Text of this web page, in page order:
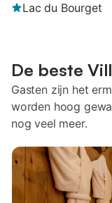
Lac du Bourget
De beste
Gasten zijn het
worden hoog
nog veel meer.